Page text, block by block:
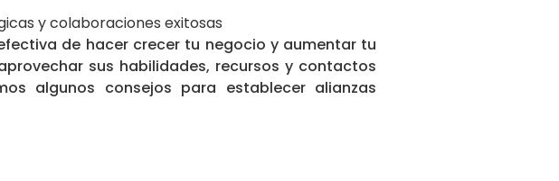
de hacer crecer tu negocio y aumentar tu
sus habilidades, recursos y contactos
algunos consejos para establecer alianzas